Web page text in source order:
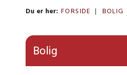
Du er her: FORSIDE BOLIG
Bolig